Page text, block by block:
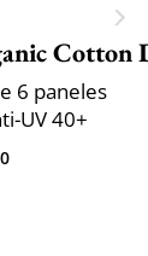
Cotton
6 paneles
UV 40+